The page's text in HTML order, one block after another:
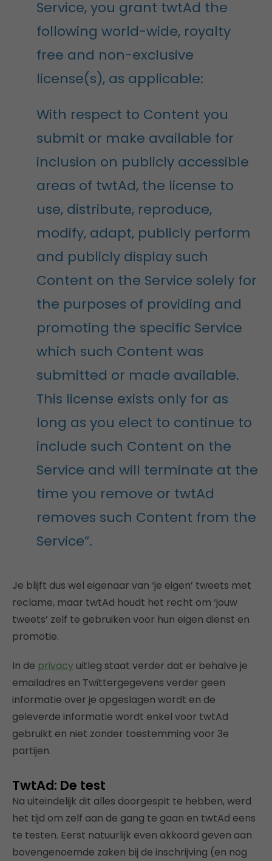
Service, you grant twtAd the
following world-wide, royalty
free and non-exclusive
license(s), as applicable:
With respect to Content you
submit or make available for
inclusion on publicly accessible
areas of twtAd, the license to
use, distribute, reproduce,
modify, adapt, publicly perform
and publicly display such
Content on the Service solely for
the purposes of providing and
promoting the specific Service
which such Content was
submitted or made available.
This license exists only for as
long as you elect to continue to
include such Content on the
Service and will terminate at the
time you remove or twtAd
removes such Content from the
Service”.
Je blijft dus wel eigenaar van ‘je eigen’ tweets met
reclame, maar twtAd houdt het recht om ‘jouw
tweets’ zelf te gebruiken voor hun eigen dienst en
promotie.
In de privacyuitleg staat verder dat er behalve je
emailadres en Twittergegevens verder geen
informatie over je opgeslagen wordt en de
geleverde informatie wordt enkel voor twtAd
gebruikt en niet zonder toestemming voor 3e
partijen.
TwtAd: De test
Na uiteindelijk dit alles doorgespit te hebben, werd
het tijd om zelf aan de gang te gaan en twtAd eens
te testen. Eerst natuurlijk even akkoord geven aan
bovengenoemde zaken bij de inschrijving (en nog